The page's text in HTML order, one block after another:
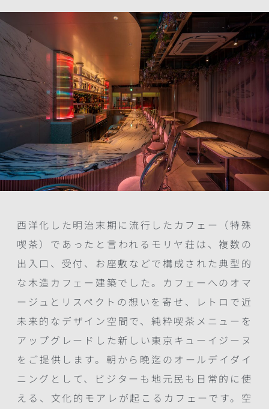
西洋化した明治末期に流行したカフェー（特殊
喫茶）であったと言われるモリヤ荘は、複数の
出入口、受付、お座敷などで構成された典型的
な木造カフェー建築でした。カフェーへのオマ
ージュとリスペクトの想いを寄せ、レトロで近
未来的なデザイン空間で、純粋喫茶メニューを
アップグレードした新しい東京キューイジーヌ
をご提供します。朝から晩迄のオールデイダイ
ニングとして、ビジターも地元民も日常的に使
える、文化的モアレが起こるカフェーです。空